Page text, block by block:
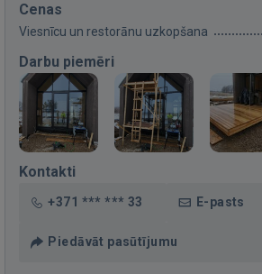
Cenas
Viesnīcu un restorānu uzkopšana
Darbu piemēri
Kontakti
+371 *** *** 33 E-pasts
Piedāvāt pasūtījumu